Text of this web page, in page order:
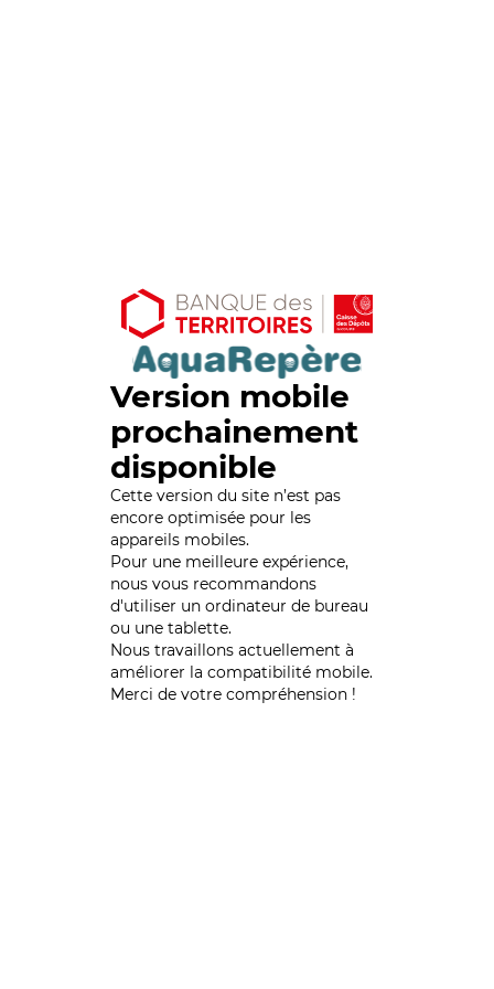
Version mobile
prochainement
disponible
Cette version du site n’est pas
encore optimisée pour les
appareils mobiles.
Pour une meilleure expérience,
nous vous recommandons
d'utiliser un ordinateur de bureau
ou une tablette.
Nous travaillons actuellement à
améliorer la compatibilité mobile.
Merci de votre compréhension !